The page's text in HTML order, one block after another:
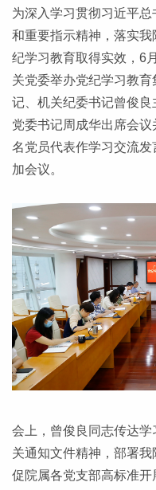
为深入学习贯彻习近平
和重要指示精神，落实
纪学习教育取得实效，6
关党委举办党纪学习教
记、机关纪委书记曾俊
党委书记周成华出席会
名党员代表作学习交流
加会议。
会上，曾俊良同志传达
关通知文件精神，部署
促院属各党支部高标准